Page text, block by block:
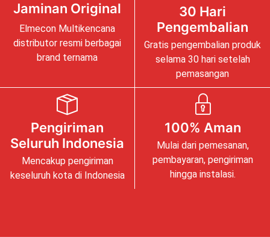
Jaminan Original
Elmecon Multikencana
distributor resmi berbagai
brand ternama
30 Hari
Pengembalian
Gratis pengembalian produk
selama 30 hari setelah
pemasangan
Pengiriman
Seluruh Indonesia
Mencakup pengiriman
keseluruh kota di Indonesia
100% Aman
Mulai dari pemesanan,
pembayaran, pengiriman
hingga instalasi.